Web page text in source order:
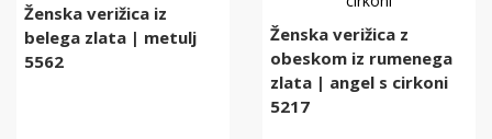
Ženska verižica iz
belega zlata | metulj
5562
Ženska verižica z
obeskom iz rumenega
zlata | angel s cirkoni
5217